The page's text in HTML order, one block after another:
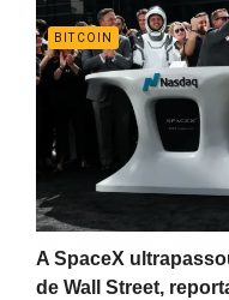
BITCOIN
A SpaceX
de Wall Street,